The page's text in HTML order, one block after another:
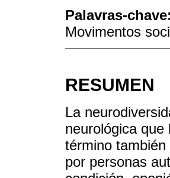
Palavras-chave:
Movimentos
RESUMEN
La
neurológica
término
por personas